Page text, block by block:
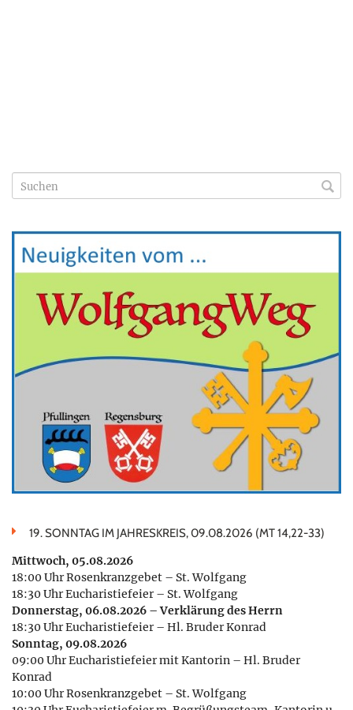
19. SONNTAG IM JAHRESKREIS, 09.08.2026 (MT 14,22-33)
Mittwoch, 05.08.2026
18:00 Uhr Rosenkranzgebet – St. Wolfgang
18:30 Uhr Eucharistiefeier – St. Wolfgang
Donnerstag, 06.08.2026 – Verklärung des Herrn
18:30 Uhr Eucharistiefeier – Hl. Bruder Konrad
Sonntag, 09.08.2026
09:00 Uhr Eucharistiefeier mit Kantorin – Hl. Bruder
Konrad
10:00 Uhr Rosenkranzgebet – St. Wolfgang